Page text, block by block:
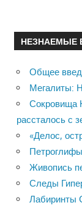
НЕЗНАЕМЫЕ
Общее
Мегалиты:
Сокровища
рассталось с
«Делос,
Живопись
Следы
Лабиринты